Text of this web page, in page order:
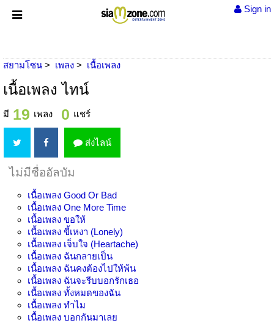
Sign in
สยามโซน เพลง เนื้อเพลง
เนื้อเพลง ไทน์
มี 19 เพลง 0 แชร์
ส่งไลน์
ไม่มีชื่ออัลบัม
เนื้อเพลง Good Or Bad
เนื้อเพลง One More Time
เนื้อเพลง ขอให้
เนื้อเพลง ขี้เหงา (Lonely)
เนื้อเพลง เจ็บใจ (Heartache)
เนื้อเพลง ฉันกลายเป็น
เนื้อเพลง ฉันคงต้องไปให้พ้น
เนื้อเพลง ฉันจะรีบบอกรักเธอ
เนื้อเพลง ทั้งหมดของฉัน
เนื้อเพลง ทำไม
เนื้อเพลง บอกกันมาเลย